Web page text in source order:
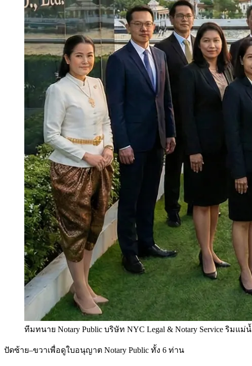
ทีมทนาย Notary Public บริษัท NYC Legal & Notary Service ริมแ
ปัดซ้าย–ขวาเพื่อดูใบอนุญาต Notary Public ทั้ง 6 ท่าน